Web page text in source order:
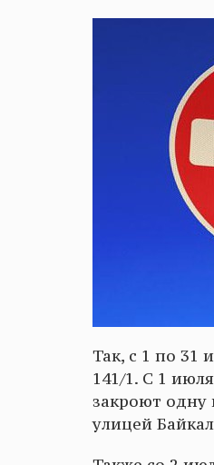
Так, с 1 по 31
141/1. С 1
закроют одну
улицей